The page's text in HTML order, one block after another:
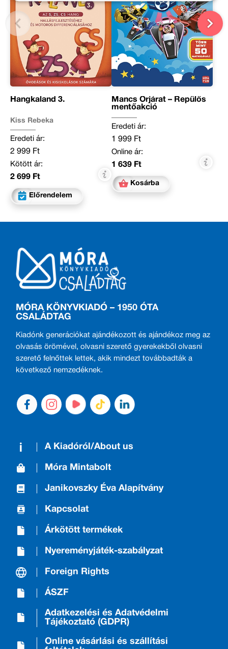
Hangkaland 3.
Kiss Rebeka
Eredeti ár:
2 999 Ft
Kötött ár:
2 699 Ft
Előrendelem
Mancs Őrjárat – Repülős
mentőakció
Eredeti ár:
1 999 Ft
Online ár:
1 639 Ft
Kosárba
MÓRA KÖNYVKIADÓ – 1950 ÓTA
CSALÁDTAG
Kiadónk generációkat ajándékozott és ajándékoz meg az
olvasás örömével, olvasni szerető gyerekekből olvasni
szerető felnőttek lettek, akik mindezt továbbadták a
következő nemzedéknek.
A Kiadóról/About us
Móra Mintabolt
Janikovszky Éva Alapítvány
Kapcsolat
Árkötött termékek
Nyereményjáték-szabályzat
Foreign Rights
ÁSZF
Adatkezelési és Adatvédelmi
Tájékoztató (GDPR)
Online vásárlási és szállítási